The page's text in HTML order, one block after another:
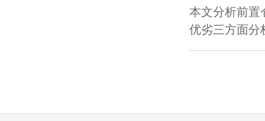
本文分析前置
优劣三方面分